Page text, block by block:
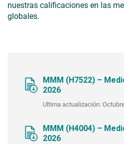
nuestras calificaciones en las
globales.
MMM (H7522) –
2026
Ultima actualización:
MMM (H4004) –
2026